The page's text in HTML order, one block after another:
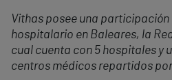
Vithas posee una
hospitalario en Baleares, la
cual cuenta con 5 hospitales y
centros médicos repartidos